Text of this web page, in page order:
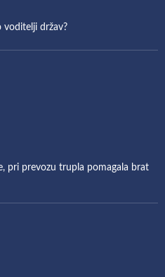
voditelji držav?
pri prevozu trupla pomagala brat